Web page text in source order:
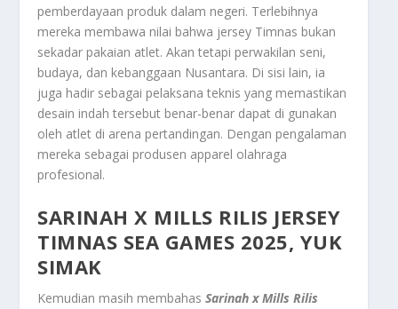
pemberdayaan produk dalam negeri. Terlebihnya
mereka membawa nilai bahwa jersey Timnas bukan
sekadar pakaian atlet. Akan tetapi perwakilan seni,
budaya, dan kebanggaan Nusantara. Di sisi lain, ia
juga hadir sebagai pelaksana teknis yang memastikan
desain indah tersebut benar-benar dapat di gunakan
oleh atlet di arena pertandingan. Dengan pengalaman
mereka sebagai produsen apparel olahraga
profesional.
SARINAH X MILLS RILIS JERSEY
TIMNAS SEA GAMES 2025, YUK
SIMAK
Kemudian masih membahasSarinah x Mills Rilis